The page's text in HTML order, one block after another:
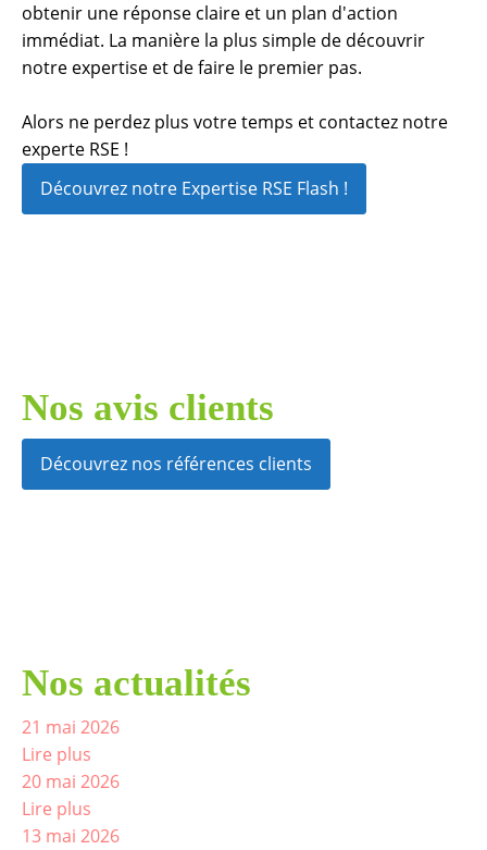
obtenir une réponse claire et un plan d'action
immédiat. La manière la plus simple de découvrir
notre expertise et de faire le premier pas.
Alors ne perdez plus votre temps et contactez notre
experte RSE !
Découvrez notre Expertise RSE Flash !
Nos avis clients
Découvrez nos références clients
Nos actualités
21 mai 2026
Lire plus
20 mai 2026
Lire plus
13 mai 2026